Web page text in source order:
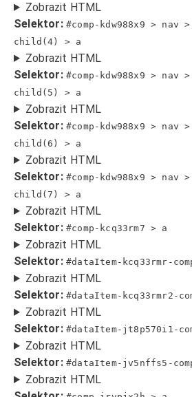
Zobrazit HTML
Selektor: #comp-kdw988x9 >
child(4) > a
Zobrazit HTML
Selektor: #comp-kdw988x9 >
child(5) > a
Zobrazit HTML
Selektor: #comp-kdw988x9 >
child(6) > a
Zobrazit HTML
Selektor: #comp-kdw988x9 >
child(7) > a
Zobrazit HTML
Selektor: #comp-kcq33rm7 > a
Zobrazit HTML
Selektor: #dataItem-kcq33rmr-
Zobrazit HTML
Selektor: #dataItem-kcq33rmr2-
Zobrazit HTML
Selektor: #dataItem-jt8p570i1-
Zobrazit HTML
Selektor: #dataItem-jv5nffs5-
Zobrazit HTML